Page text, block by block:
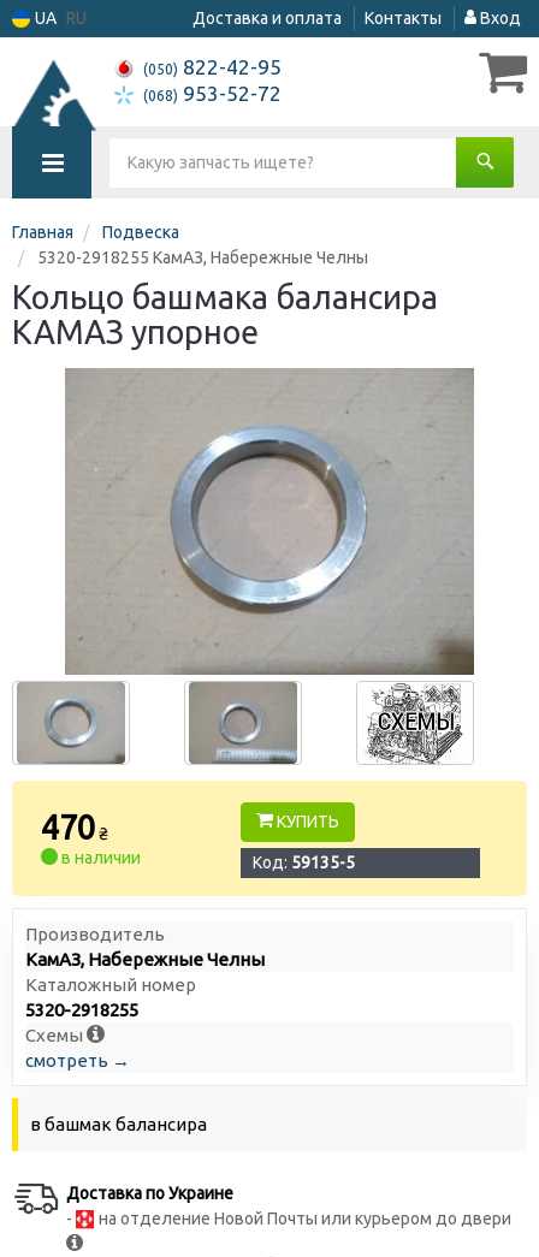
UA RU Доставка и оплата Контакты Вход
(050) 822-42-95
(068) 953-52-72
Главная
Подвеска
5320-2918255 КамАЗ, Набережные Челны
Кольцо башмака балансира
КАМАЗ упорное
470₴
в наличии
КУПИТЬ
Код: 59135-5
Производитель
КамАЗ, Набережные Челны
Каталожный номер
5320-2918255
Схемы
смотреть →
в башмак балансира
Доставка по Украине
-
на отделение Новой Почты или курьером до двери